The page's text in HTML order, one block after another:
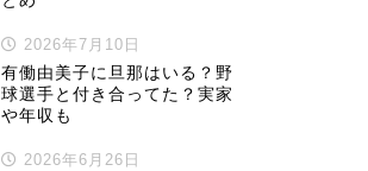
2026年7月10日
有働由美子に旦那はいる？野
球選手と付き合ってた？実家
や年収も
2026年6月26日